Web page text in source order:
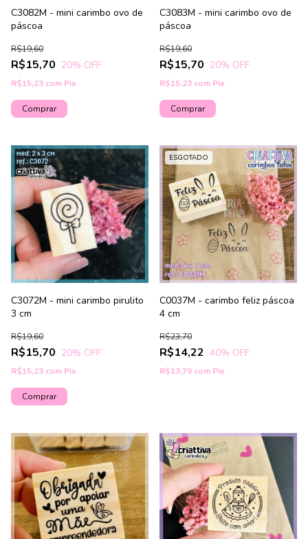
C3082M - mini carimbo ovo de
páscoa
R$15,70
R$19,60
20% OFF
R$15,23 com Pix
C3083M - mini carimbo ovo de
páscoa
R$15,70
R$19,60
20% OFF
R$15,23 com Pix
C3072M - mini carimbo pirulito
3 cm
R$15,70
R$19,60
20% OFF
R$15,23 com Pix
ESGOTADO
C0037M - carimbo feliz páscoa
4 cm
R$14,22
R$23,70
40% OFF
R$13,79 com Pix